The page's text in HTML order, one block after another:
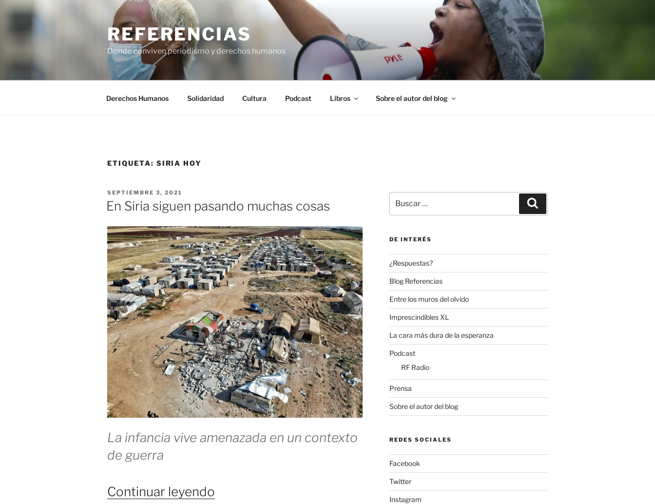
Saltar
REFERENCIAS
Donde conviven periodismo y derechos humanos
Derechos Humanos Solidaridad Cultura Podcast Libros Sobre el autor del blog
ETIQUETA: SIRIA HOY
PUBLICADO
EL
SEPTIEMBRE 3, 2021
En Siria siguen pasando muchas cosas
La infancia vive amenazada en un contexto
de guerra
Continuar leyendo
por:
DE INTERÉS
¿Respuestas?
Blog Referencias
Entre los muros del olvido
Imprescindibles XL
La cara más dura de la esperanza
Podcast
RF Radio
Prensa
Sobre el autor del blog
REDES SOCIALES
Facebook
Twitter
Instagram